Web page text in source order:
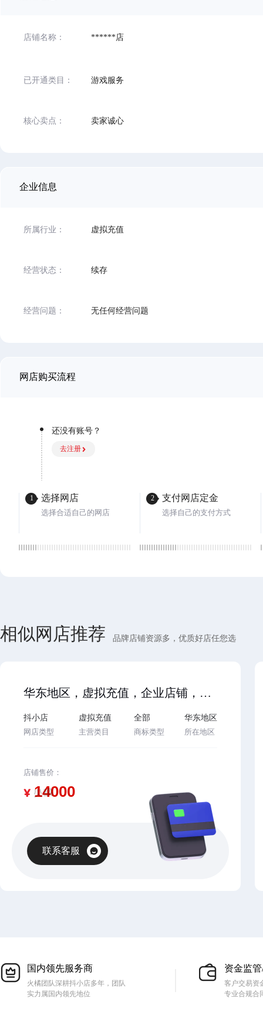
店铺名称： ******店
已开通类目： 游戏服务
核心卖点： 卖家诚心
企业信息
所属行业： 虚拟充值
经营状态： 续存
经营问题： 无任何经营问题
网店购买流程
1 选择网店
选择合适自己的网店
还没有账号？
去注册
2 支付网店定金
选择自己的支付方式
相似网店推荐 品牌店铺资源多，优质好店任您选
华东地区，虚拟充值，企业店铺，金牌3，抖小店，诚心出售，过户，欢迎咨询…
抖小店
网店类型
虚拟充值
主营类目
全部
商标类型
华东地区
所在地区
店铺售价：
¥
联系客服
国内领先服务商
火橘团队深耕抖小店多年，团队
实力属国内领先地位
资金监
客户交易资
专业合规合